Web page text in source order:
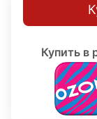
Купить в